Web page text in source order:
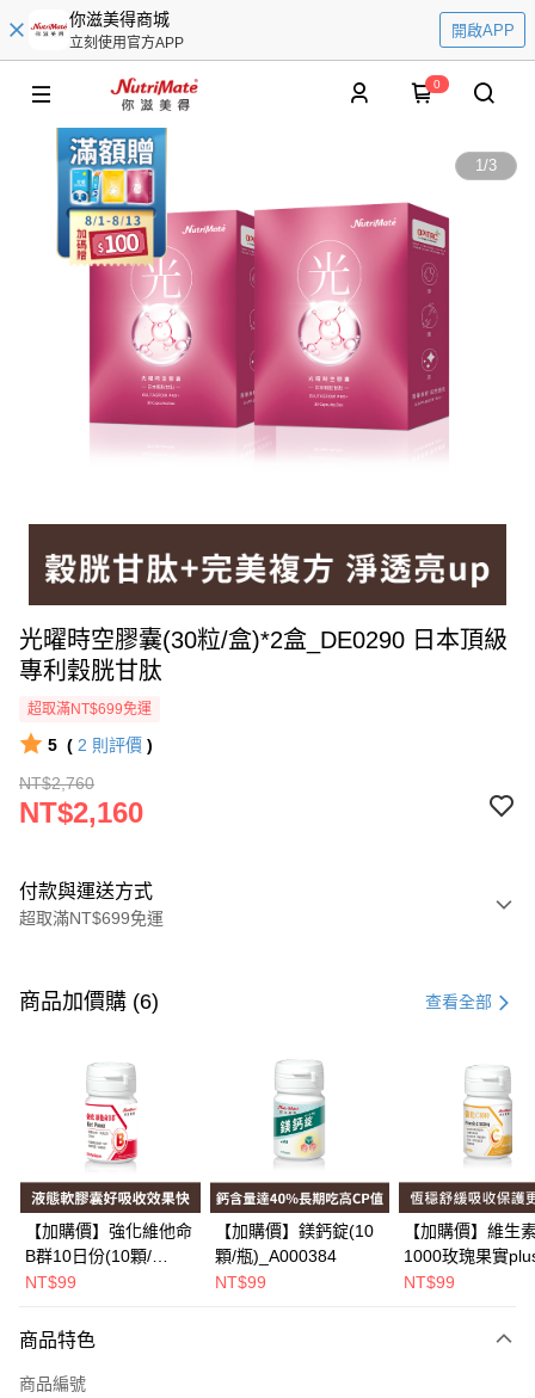
你滋美得商城
立刻使用官方APP
開啟APP
0
1/3
光曜時空膠囊(30粒/盒)*2盒_DE0290 日本頂級
專利穀胱甘肽
超取滿NT$699免運
5 ( 2 則評價 )
NT$2,760
NT$2,160
付款與運送方式
超取滿NT$699免運
信用卡一次付款
Apple Pay
悠遊付
Google Pay
大哥付你分期
相關說明
商品加價購 (6) 查看全部
【加購價】強化維他命
B群10日份(10顆/
瓶)_A000226
NT$99
【加購價】鎂鈣錠(10
顆/瓶)_A000384
NT$99
【加購價】維生
1000玫瑰果實
(10錠/瓶)*1瓶
NT$99
商品特色
商品編號